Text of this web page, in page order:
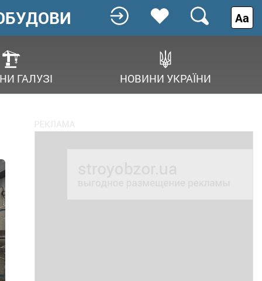
ГАЛУЗІ НОВИНИ УКРАЇНИ
Аа